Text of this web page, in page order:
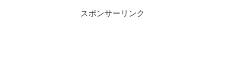
スポンサーリンク